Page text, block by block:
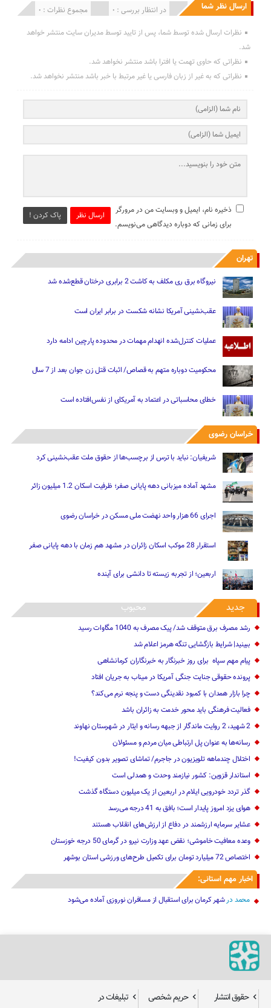
ارسال نظر شما مجموع نظرات : 0 در انتظار بررسی : 0 انتشار یافته : 0
نظرات ارسال شده توسط شما، پس از تایید توسط مدیران سایت منتشر خواهد
شد.
نظراتی که حاوی تهمت یا افترا باشد منتشر نخواهد شد.
نظراتی که به غیر از زبان فارسی یا غیر مرتبط با خبر باشد منتشر نخواهد شد.
ارسال نظر پاک کردن !
ذخیره نام، ایمیل و وبسایت من در مرورگر
برای زمانی که دوباره دیدگاهی می‌نویسم.
تهران
نیروگاه برق ری مکلف به کاشت 2 برابری درختان قطع‌شده شد
عقب‌نشینی آمریکا نشانه شکست در برابر ایران است
عملیات کنترل‌شده انهدام مهمات در محدوده پارچین ادامه دارد
محکومیت دوباره متهم به قصاص/ اثبات قتل زن جوان بعد از 7 سال
خطای محاسباتی در اعتماد به آمریکای از نفس‌افتاده است
خراسان رضوی
شریفیان: نباید با ترس از برچسب‌ها از حقوق ملت عقب‌نشینی کرد
مشهد آماده میزبانی دهه پایانی صفر؛ ظرفیت اسکان 1.2 میلیون زائر
اجرای 66 هزار واحد نهضت ملی مسکن در خراسان رضوی
استقرار 28 موکب اسکان زائران در مشهد هم زمان با دهه پایانی صفر
اربعین؛ از تجربه زیسته تا دانشی برای آینده
جدید محبوب
رشد مصرف برق متوقف شد/ پیک مصرف به 1040 مگاوات رسید
ببینید| شرایط بازگشایی تنگه هرمز اعلام شد
پیام مهم ‌سپاه ‌ برای روز خبرنگار ‌به خبرنگاران کرمانشاهی
پرونده حقوقی جنایت جنگی آمریکا در میناب به جریان افتاد
چرا بازار همدان با کمبود نقدینگی دست و پنجه نرم می‌کند؟
فعالیت فرهنگی باید محور خدمت به زائران باشد
2 شهید، 2 روایت ماندگار از جبهه رسانه و ایثار در شهرستان نهاوند
رسانه‌ها به عنوان پل ارتباطی میان مردم و مسئولان
اختلال چندماهه تلویزیون در جاجرم/ تماشای تصویر بدون کیفیت!
استاندار قزوین: کشور نیازمند وحدت و همدلی است
گذر تردد خودرویی ایلام در اربعین از یک میلیون دستگاه گذشت
هوای یزد امروز پایدار است؛ بافق به 41 درجه می‌رسد
عشایر سرمایه ارزشمند در دفاع از ارزش‌های انقلاب هستند
وعده معافیت خاموشی؛ نقض عهد وزارت نیرو در گرمای 50 درجه خوزستان
اختصاص 72 میلیارد تومان برای تکمیل طرح‌های ورزشی استان بوشهر
اخبار مهم استانی:
محمد درشهر کرمان برای استقبال از مسافران نوروزی آماده می‌شود
حقوق انتشار
حریم شخصی
تبلیغات در